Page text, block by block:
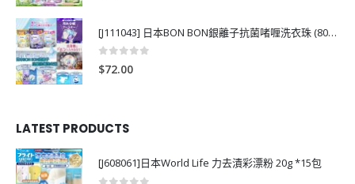
[J111043] 日本BON BON銀離子抗菌啫喱洗衣珠 (80粒)
0
$72.00
LATEST PRODUCTS
[J608061]日本World Life 力去漬彩漂粉 20g *15包